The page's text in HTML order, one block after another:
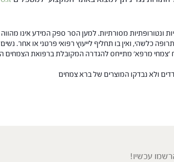
ונטורופתיות מסורתיות. למען הסר ספק המידע אינו
כלשהי, ואין בו תחליף לייעוץ רפואי פרטני או אחר.
'צמחי מרפא' מתייחס להגדרה המקובלת ברפואת הצמחים
ולא נבדקו המוצרים של ברא צמחים
עכשיו!